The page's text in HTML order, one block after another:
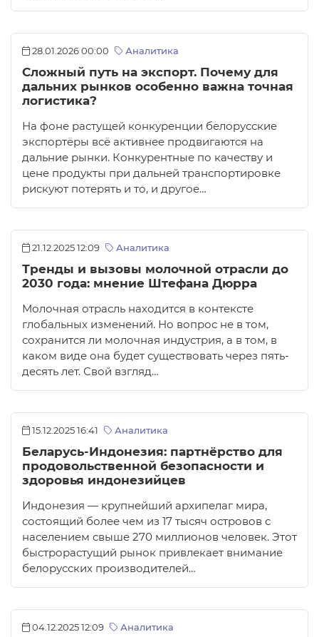
28.01.2026 00:00 Аналитика
Сложный путь на экспорт. Почему для
дальних рынков особенно важна точная
логистика?
На фоне растущей конкуренции белорусские
экспортёры всё активнее продвигаются на
дальние рынки. Конкурентные по качеству и
цене продукты при дальней транспортировке
рискуют потерять и то, и другое…
21.12.2025 12:09 Аналитика
Тренды и вызовы молочной отрасли до
2030 года: мнение Штефана Дюрра
Молочная отрасль находится в контексте
глобальных изменений. Но вопрос не в том,
сохранится ли молочная индустрия, а в том, в
каком виде она будет существовать через пять-
десять лет. Свой взгляд…
15.12.2025 16:41 Аналитика
Беларусь-Индонезия: партнёрство для
продовольственной безопасности и
здоровья индонезийцев
Индонезия — крупнейший архипелаг мира,
состоящий более чем из 17 тысяч островов с
населением свыше 270 миллионов человек. Этот
быстрорастущий рынок привлекает внимание
белорусских производителей…
04.12.2025 12:09 Аналитика